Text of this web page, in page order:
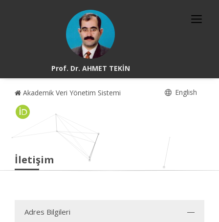
Prof. Dr. AHMET TEKİN
Akademik Veri Yönetim Sistemi English
İletişim
Adres Bilgileri